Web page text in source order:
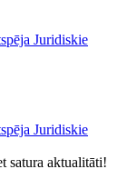
Juridiskie
Juridiskie
satura aktualitāti!